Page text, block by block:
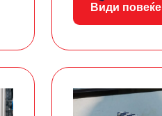
Види повеќе